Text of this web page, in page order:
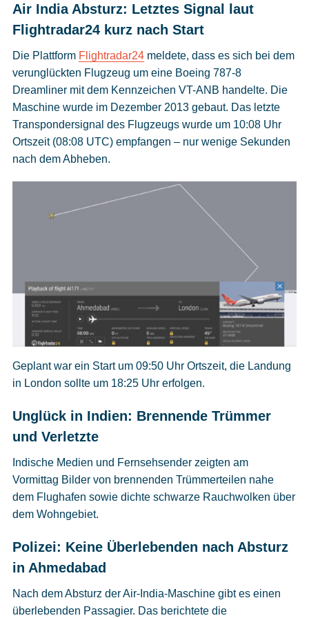
Air India Absturz: Letztes Signal laut
Flightradar24 kurz nach Start
Die Plattform Flightradar24meldete, dass es sich bei dem
verunglückten Flugzeug um eine Boeing 787-8
Dreamliner mit dem Kennzeichen VT-ANB handelte. Die
Maschine wurde im Dezember 2013 gebaut. Das letzte
Transpondersignal des Flugzeugs wurde um 10:08 Uhr
Ortszeit (08:08 UTC) empfangen – nur wenige Sekunden
nach dem Abheben.
Geplant war ein Start um 09:50 Uhr Ortszeit, die Landung
in London sollte um 18:25 Uhr erfolgen.
Unglück in Indien: Brennende Trümmer
und Verletzte
Indische Medien und Fernsehsender zeigten am
Vormittag Bilder von brennenden Trümmerteilen nahe
dem Flughafen sowie dichte schwarze Rauchwolken über
dem Wohngebiet.
Polizei: Keine Überlebenden nach Absturz
in Ahmedabad
Nach dem Absturz der Air-India-Maschine gibt es einen
überlebenden Passagier. Das berichtete die